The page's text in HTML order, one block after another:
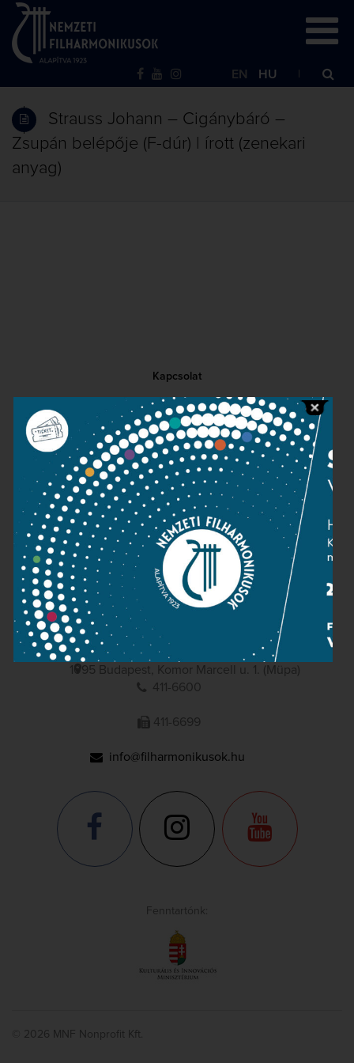
EN HU
Strauss Johann – Cigánybáró –
Zsupán belépője (F-dúr) | írott (zenekari
anyag)
Kapcsolat
Közérdekű adatok
Sajtószoba
Adatvédelem
Impresszum
NEMZETI
FILHARMONIKUSOK
1095 Budapest, Komor Marcell u. 1. (Müpa)
411-6600
411-6699
info@filharmonikusok.hu
Fenntartónk:
© 2026 MNF Nonprofit Kft.